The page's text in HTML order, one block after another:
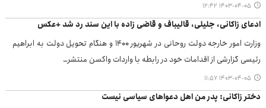
۱۴۰۳-۰۴-۰۵ ۱۲:۴۲
ادعای زاکانی، جلیلی، قالیباف و قاضی زاده با این سند رد شد +عکس
وزارت امور خارجه دولت روحانی در شهریور ۱۴۰۰ و هنگام تحویل دولت به ابراهیم
رئیسی گزارشی از اقدامات خود در رابطه با واردات واکسن منتشر…
۱۴۰۳-۰۴-۰۵ ۱۱:۵۷
دختر زاکانی: پدر من اهل دعواهای سیاسی نیست